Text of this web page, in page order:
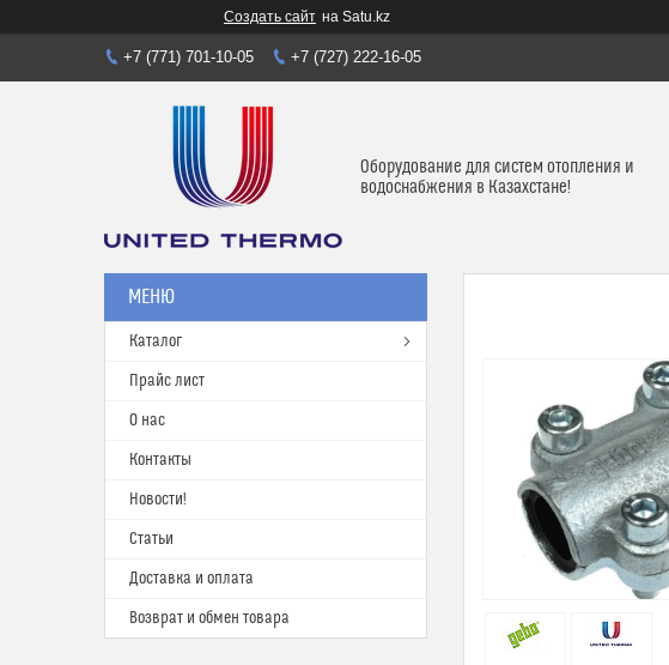
Создать сайт на Satu.kz
+7 (771) 701-10-05 +7 (727) 222-16-05
Оборудование для систем отопления и
водоснабжения в Казахстане!
Каталог
Прайс лист
О нас
Контакты
Новости!
Статьи
Доставка и оплата
Возврат и обмен товара